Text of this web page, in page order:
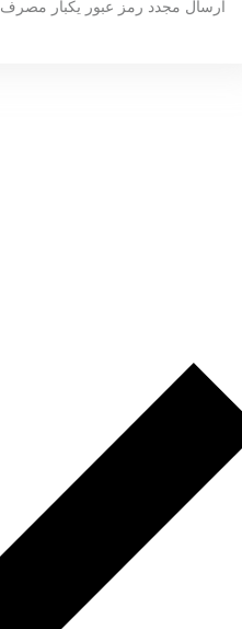
ارسال مجدد رمز عبور یکبار مصرف